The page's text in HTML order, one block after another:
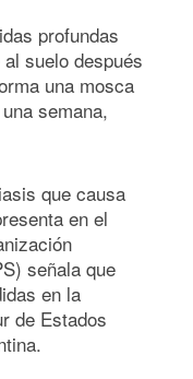
profundas
suelo después
una mosca
semana,
que causa
en el
señala que
en la
de Estados